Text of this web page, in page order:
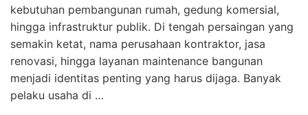
kebutuhan pembangunan rumah, gedung komersial,
hingga infrastruktur publik. Di tengah persaingan yang
semakin ketat, nama perusahaan kontraktor, jasa
renovasi, hingga layanan maintenance bangunan
menjadi identitas penting yang harus dijaga. Banyak
pelaku usaha di …